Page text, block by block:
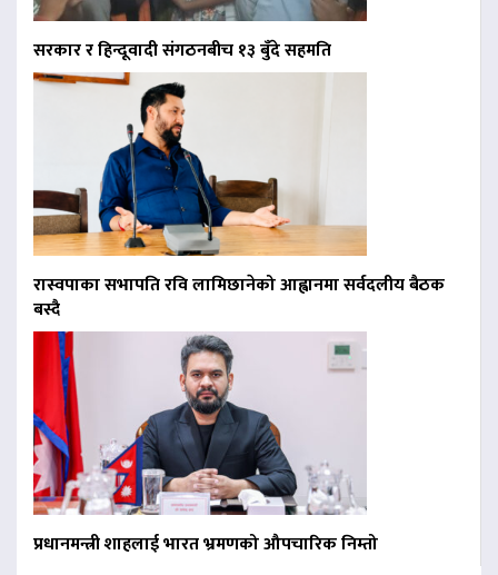
सरकार र हिन्दूवादी संगठनबीच १३ बुँदे सहमति
रास्वपाका सभापति रवि लामिछानेको आह्वानमा सर्वदलीय बैठक
बस्दै
प्रधानमन्त्री शाहलाई भारत भ्रमणको औपचारिक निम्तो